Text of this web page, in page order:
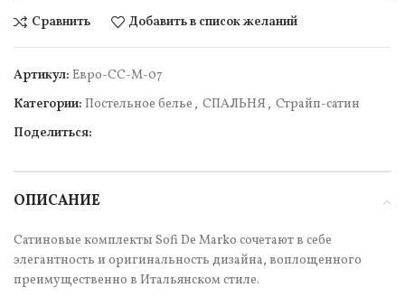
Сравнить Добавить в список желаний
Артикул: Евро-СС-М-07
Категории: Постельное белье , СПАЛЬНЯ , Страйп-сатин
Поделиться:
ОПИСАНИЕ
Сатиновые комплекты Sofi De Marko сочетают в себе
элегантность и оригинальность дизайна, воплощенного
преимущественно в Итальянском стиле.